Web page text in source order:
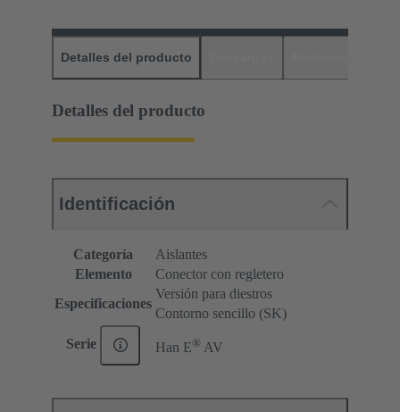
Detalles del producto
Detalles del producto
Identificación
Categoría
Aislantes
Elemento
Conector con regletero
Especificaciones
Versión para diestros
Contorno sencillo (SK)
Serie Han E® AV